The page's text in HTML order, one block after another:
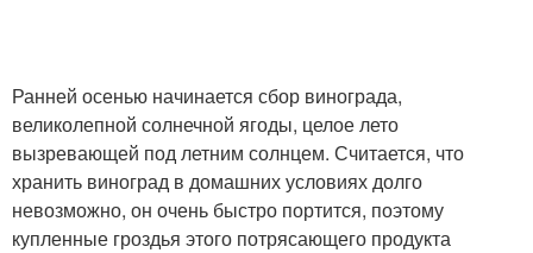
Ранней осенью начинается сбор винограда,
великолепной солнечной ягоды, целое лето
вызревающей под летним солнцем. Считается, что
хранить виноград в домашних условиях долго
невозможно, он очень быстро портится, поэтому
купленные гроздья этого потрясающего продукта